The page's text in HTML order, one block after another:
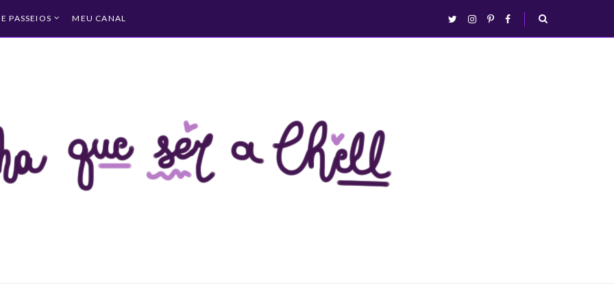
PASSEIOS MEU CANAL twitterinstagram
pinterestfacebook
busca